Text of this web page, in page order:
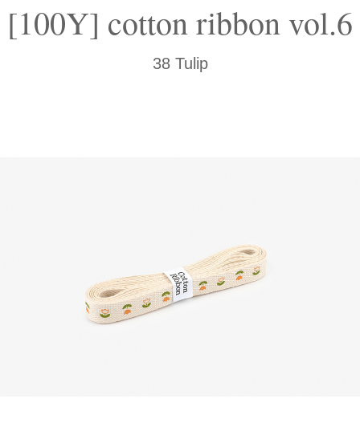
[100Y] cotton ribbon vol.6
38 Tulip